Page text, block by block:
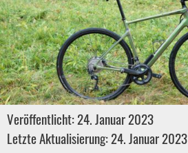
Veröffentlicht: 24. Januar 2023
Letzte Aktualisierung: 24. Januar 2023